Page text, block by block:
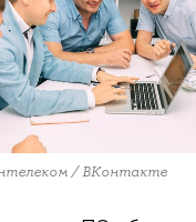
/ ВКонтакте